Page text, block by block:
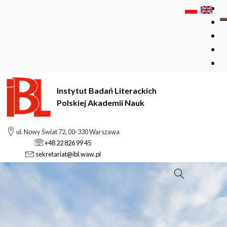
Instytut Badań Literackich
Polskiej Akademii Nauk
ul. Nowy Świat 72, 00-330 Warszawa
+48 22 826 99 45
sekretariat@ibl.waw.pl
Szukaj